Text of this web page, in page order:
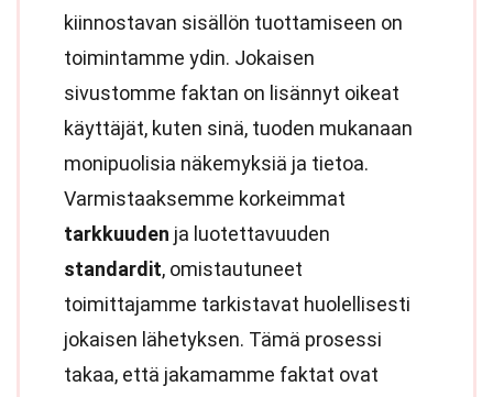
kiinnostavan sisällön tuottamiseen on
toimintamme ydin. Jokaisen
sivustomme faktan on lisännyt oikeat
käyttäjät, kuten sinä, tuoden mukanaan
monipuolisia näkemyksiä ja tietoa.
Varmistaaksemme korkeimmat
tarkkuuden ja luotettavuuden
standardit, omistautuneet
toimittajamme tarkistavat huolellisesti
jokaisen lähetyksen. Tämä prosessi
takaa, että jakamamme faktat ovat